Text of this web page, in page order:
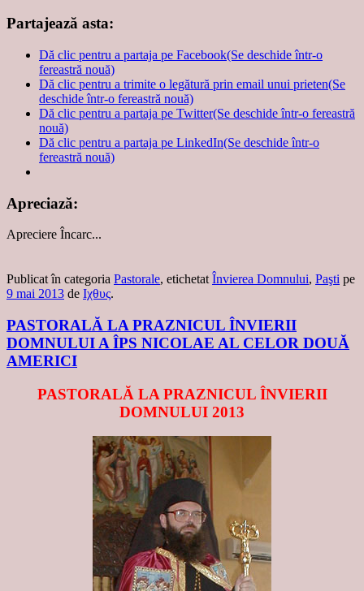
Partajează asta:
Dă clic pentru a partaja pe Facebook(Se deschide într-o
fereastră nouă)
Dă clic pentru a trimite o legătură prin email unui prieten(Se
deschide într-o fereastră nouă)
Dă clic pentru a partaja pe Twitter(Se deschide într-o fereastră
nouă)
Dă clic pentru a partaja pe LinkedIn(Se deschide într-o
fereastră nouă)
Apreciază:
Apreciere Încarc...
Publicat în categoria Pastorale, etichetat Învierea Domnului, Paşti pe
9 mai 2013 de Ιχθυς.
PASTORALĂ LA PRAZNICUL ÎNVIERII
DOMNULUI A ÎPS NICOLAE AL CELOR DOUĂ
AMERICI
PASTORALĂ LA PRAZNICUL ÎNVIERII
DOMNULUI 2013